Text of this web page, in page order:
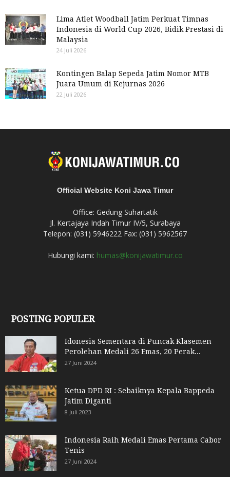
Lima Atlet Woodball Jatim Perkuat Timnas
Indonesia di World Cup 2026, Bidik Prestasi di
Malaysia
24 Juli 2026
Kontingen Balap Sepeda Jatim Nomor MTB
Juara Umum di Kejurnas 2026
22 Juli 2026
Official Website Koni Jawa Timur
Office: Gedung Suhartatik
Jl. Kertajaya Indah Timur IV/5, Surabaya
Telepon: (031) 5946222 Fax: (031) 5962567
Hubungi kami: humas@konijawatimur.co
POSTING POPULER
Idonesia Sementara di Puncak Klasemen
Perolehan Medali 26 Emas, 20 Perak...
27 Juni 2024
Ketua DPD RI : Sebaiknya Kepala Bappeda
Jatim Diganti
8 Juli 2023
Indonesia Raih Medali Emas Pertama Cabor
Tenis
27 Juni 2024